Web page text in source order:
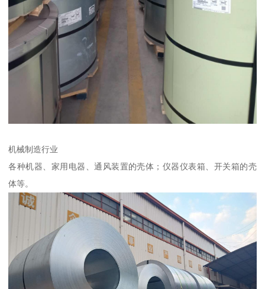
机械制造行业
各种机器、家用电器、通风装置的壳体；仪器仪表箱、开关箱的壳
体等。